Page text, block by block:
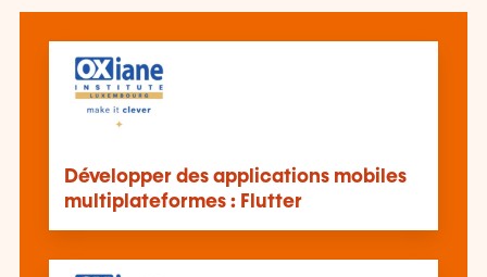
Développer des applications mobiles
multiplateformes : Flutter